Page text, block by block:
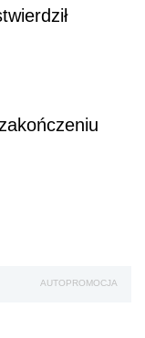
AUTOPROMOCJA